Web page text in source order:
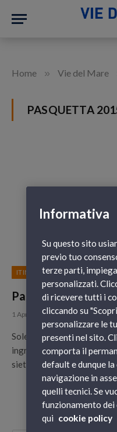
Home » Vie del Mare
PASQUETTA
ITINERARI
Pasquetta a
1 Aprile 2015
Sole, mare, cultura e viste
ingredienti perfetti per la
siete…
Informativa
Su questo sito
previo tuo
terze parti,
personalizzati.
di ricevere tutti i
cliccando su
personalizzare le
presenti nel sito.
comporta il
default e dunque
navigazione in
quelli tecnici. Se
funzionamento
qui cookie policy